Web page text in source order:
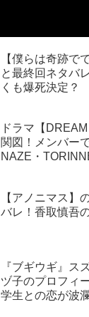
【僕らは奇跡で
と最終回ネタバ
くも爆死決定？
ドラマ【
関図！メンバー
NAZE・
【アノニマス】
バレ！香取慎吾
『ブギウギ』ス
ヅ子のプロフィ
学生との恋が波